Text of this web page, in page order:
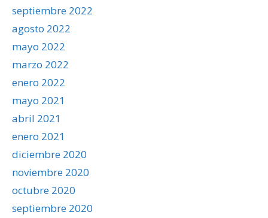
septiembre 2022
agosto 2022
mayo 2022
marzo 2022
enero 2022
mayo 2021
abril 2021
enero 2021
diciembre 2020
noviembre 2020
octubre 2020
septiembre 2020